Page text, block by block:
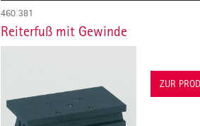
460 381
Reiterfuß mit Gewinde
ZUR